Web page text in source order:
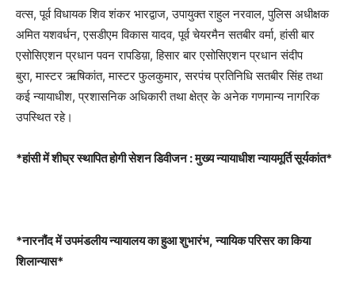
वत्स, पूर्व विधायक शिव शंकर भारद्वाज, उपायुक्त राहुल नरवाल, पुलिस अधीक्षक
अमित यशवर्धन, एसडीएम विकास यादव, पूर्व चेयरमैन सतबीर वर्मा, हांसी बार
एसोसिएशन प्रधान पवन रापडिय़ा, हिसार बार एसोसिएशन प्रधान संदीप
बुरा, मास्टर ऋषिकांत, मास्टर फुलकुमार, सरपंच प्रतिनिधि सतबीर सिंह तथा
कई न्यायाधीश, प्रशासनिक अधिकारी तथा क्षेत्र के अनेक गणमान्य नागरिक
उपस्थित रहे।
*हांसी में शीघ्र स्थापित होगी सेशन डिवीजन : मुख्य न्यायाधीश न्यायमूर्ति सूर्यकांत*
*नारनौंद में उपमंडलीय न्यायालय का हुआ शुभारंभ, न्यायिक परिसर का किया
शिलान्यास*